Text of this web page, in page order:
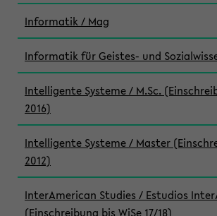
Informatik / Mag
Informatik für Geistes- und
Intelligente Systeme / M.Sc.
2016)
Intelligente Systeme / Master
2012)
InterAmerican Studies / Estudios
(Einschreibung bis WiSe 17/18)